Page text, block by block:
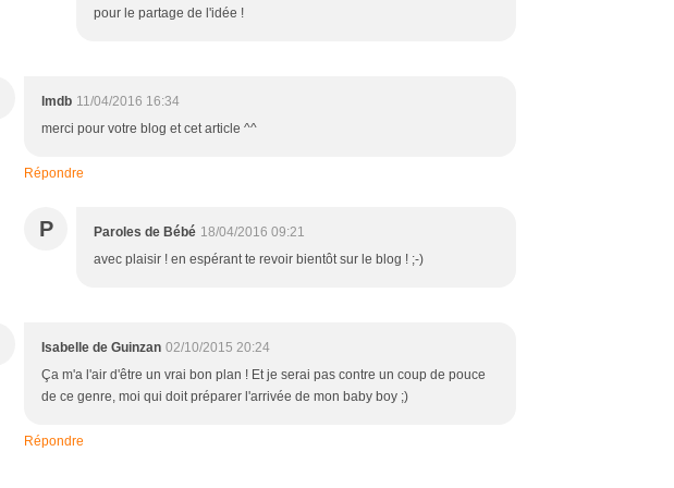
pour le partage de l'idée !
lmdb 11/04/2016 16:34
merci pour votre blog et cet article ^^
Répondre
P Paroles de Bébé 18/04/2016 09:21
avec plaisir ! en espérant te revoir bientôt sur le blog ! ;-)
Isabelle de Guinzan 02/10/2015 20:24
Ça m'a l'air d'être un vrai bon plan ! Et je serai pas contre un coup de pouce
de ce genre, moi qui doit préparer l'arrivée de mon baby boy ;)
Répondre